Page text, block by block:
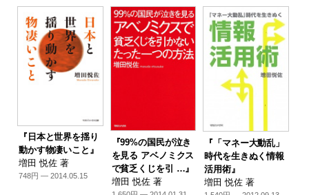
『日本と世界を揺り
動かす物凄いこと』
増田 悦佐 著
748円 — 2014.05.15
『99%の国民が泣き
を見る アベノミクス
で貧乏くじを引 …』
増田 悦佐 著
『「マネー大動乱」
時代を生きぬく情報
活用術』
増田 悦佐 著